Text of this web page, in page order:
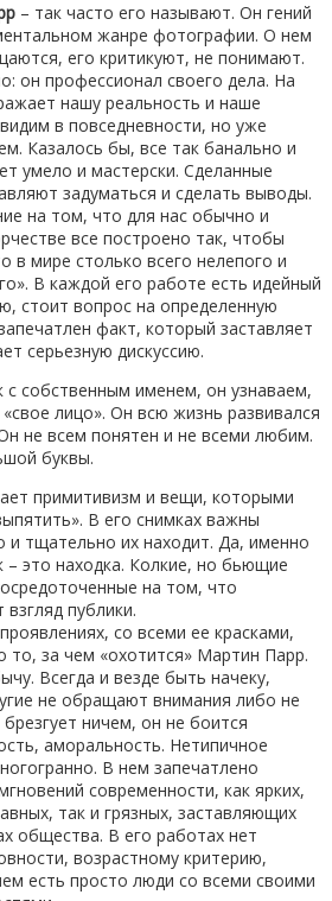
– так часто его называют. Он гений
жанре фотографии. О нем
его критикуют, не понимают.
он профессионал своего дела. На
нашу реальность и наше
в повседневности, но уже
Казалось бы, все так банально и
умело и мастерски. Сделанные
задуматься и сделать выводы.
на том, что для нас обычно и
все построено так, чтобы
в мире столько всего нелепого и
В каждой его работе есть идейный
стоит вопрос на определенную
факт, который заставляет
серьезную дискуссию.
собственным именем, он узнаваем,
лицо». Он всю жизнь развивался
не всем понятен и не всеми любим.
буквы.
примитивизм и вещи, которыми
В его снимках важны
и тщательно их находит. Да, именно
– это находка. Колкие, но бьющие
на том, что
взгляд публики.
со всеми ее красками,
то, за чем «охотится» Мартин Парр.
Всегда и везде быть начеку,
не обращают внимания либо не
ничем, он не боится
аморальность. Нетипичное
В нем запечатлено
современности, как ярких,
так и грязных, заставляющих
общества. В его работах нет
возрастному критерию,
есть просто люди со всеми своими